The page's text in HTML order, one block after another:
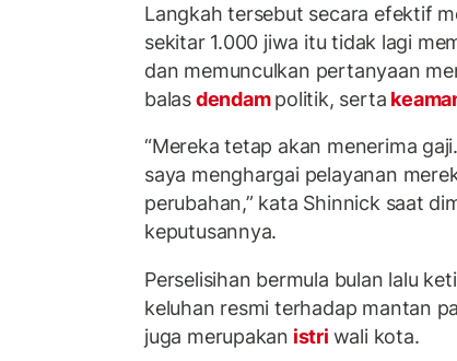
Langkah tersebut secara efektif
sekitar 1.000 jiwa itu tidak lagi
dan memunculkan pertanyaan
balasdendampolitik, serta
“Mereka tetap akan menerima
saya menghargai pelayanan
perubahan,” kata Shinnick saat
keputusannya.
Perselisihan bermula bulan lalu
keluhan resmi terhadap mantan
juga merupakan istri wali kota.